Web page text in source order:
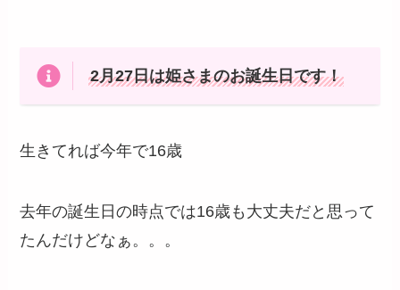
2月27日は姫さまのお誕生日です！
生きてれば今年で16歳
去年の誕生日の時点では16歳も大丈夫だと思って
たんだけどなぁ。。。